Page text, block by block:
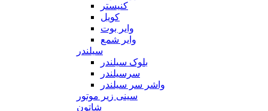
کنیستر
کویل
وایر بوت
وایر شمع
سیلندر
بلوک سیلندر
سرسیلندر
واشر سر سیلندر
سینی زیر موتور
شاتون